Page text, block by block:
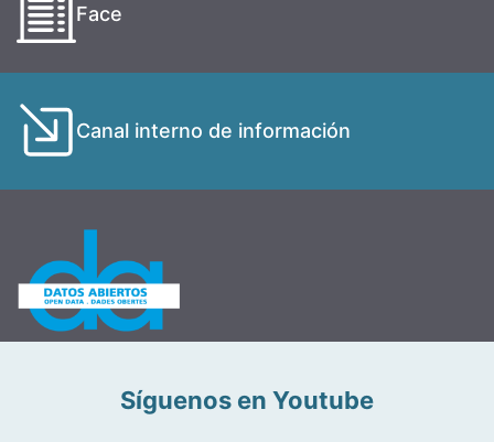
Face
Canal interno de información
Síguenos en Youtube